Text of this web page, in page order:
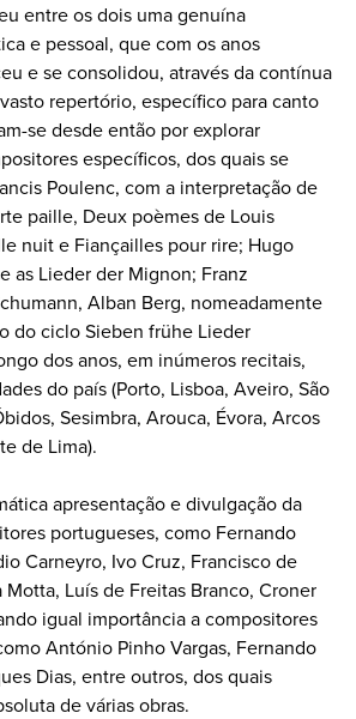
entre os dois uma genuína
e pessoal, que com os anos
e se consolidou, através da contínua
repertório, específico para canto
se desde então por explorar
específicos, dos quais se
Poulenc, com a interpretação de
paille, Deux poèmes de Louis
nuit e Fiançailles pour rire; Hugo
as Lieder der Mignon; Franz
Alban Berg, nomeadamente
do ciclo Sieben frühe Lieder
dos anos, em inúmeros recitais,
do país (Porto, Lisboa, Aveiro, São
Sesimbra, Arouca, Évora, Arcos
de Lima).
apresentação e divulgação da
portugueses, como Fernando
Carneyro, Ivo Cruz, Francisco de
Motta, Luís de Freitas Branco, Croner
igual importância a compositores
António Pinho Vargas, Fernando
Dias, entre outros, dos quais
de várias obras.